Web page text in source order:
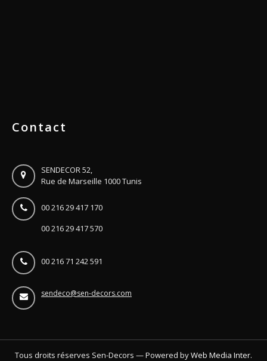
Contact
SENDECOR 52,
Rue de Marseille 1000 Tunis
00 216 29 417 170
00 216 29 417 570
00 216 71 242 591
sendeco@sen-decors.com
Tous droits réserves Sen-Decors — Powered byWeb Media Inter.